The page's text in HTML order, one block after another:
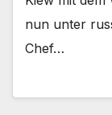
nun unter
Chef…